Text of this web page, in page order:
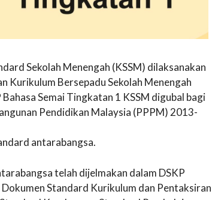
Sekolah Menengah (KSSM) dilaksanakan
Kurikulum Bersepadu Sekolah Menengah
Semai Tingkatan 1 KSSM digubal bagi
Pendidikan Malaysia (PPPM) 2013-
antarabangsa.
telah dijelmakan dalam DSKP
Standard Kurikulum dan Pentaksiran